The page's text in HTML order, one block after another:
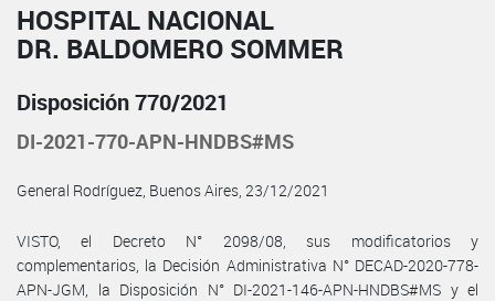
HOSPITAL NACIONAL
DR. BALDOMERO SOMMER
Disposición 770/2021
DI-2021-770-APN-HNDBS#MS
General Rodríguez, Buenos Aires, 23/12/2021
VISTO, el Decreto N° 2098/08, sus modificatorios y
complementarios, la Decisión Administrativa N° DECAD-2020-778-
APN-JGM, la Disposición N° DI-2021-146-APN-HNDBS#MS y el